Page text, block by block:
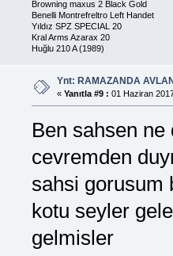
Browning maxus 2 Black Gold
Benelli Montrefreltro Left Handet
Yıldız SPZ SPECIAL 20
Kral Arms Azarax 20
Huğlu 210 A (1989)
Ynt: RAMAZANDA
« Yanıtla #9 : 01 Haziran
Ben sahsen
cevremden
sahsi gorusum
kotu seyler
gelmisler